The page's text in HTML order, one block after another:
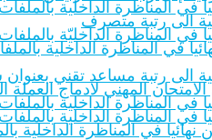
في المناظرة الداخلية
الى رتبة متصرف
في المناظرة الداخليّة بالملفات
في المناظرة الداخلية
رتبة مساعد تقني بعنوان سنتي
المهني لادماج العملة المنتمين للصنفين
في المناظرة الداخلية
في المناظرة الداخلية
نهائيا في المناظرة